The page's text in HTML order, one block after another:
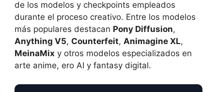
de los modelos y checkpoints empleados
durante el proceso creativo. Entre los modelos
más populares destacan Pony Diffusion,
Anything V5, Counterfeit, Animagine XL,
MeinaMix y otros modelos especializados en
arte anime, ero AI y fantasy digital.